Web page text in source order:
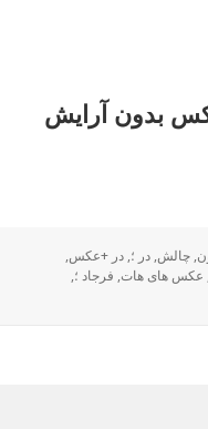
بدون آرایش
,چالش,در ؛,در +عکس,
عکس های هات, فرجاد ؛,